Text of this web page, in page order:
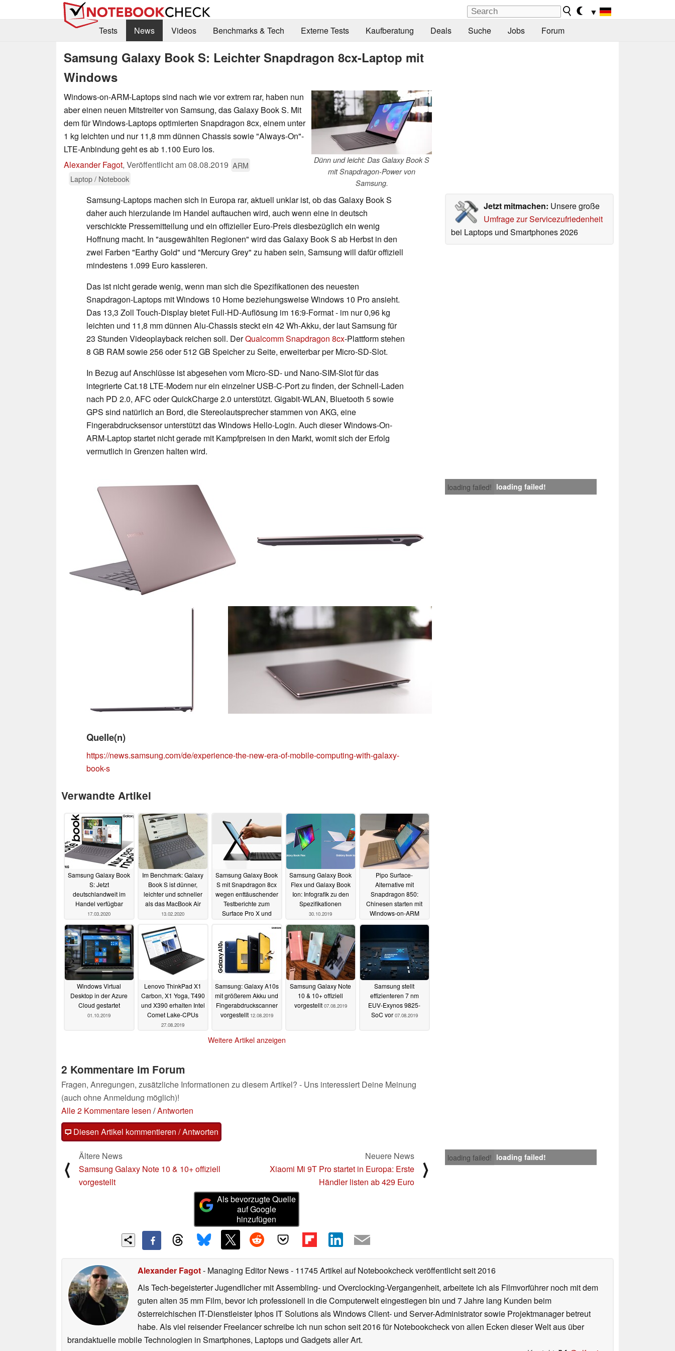
▼
Tests
News Videos Benchmarks & Tech Externe Tests Kaufberatung Deals Suche Jobs Forum
Samsung Galaxy Book S: Leichter Snapdragon 8cx-Laptop mit
Windows
Dünn und leicht: Das Galaxy Book S
mit Snapdragon-Power von
Samsung.
Windows-on-ARM-Laptops sind nach wie vor extrem rar, haben nun
aber einen neuen Mitstreiter von Samsung, das Galaxy Book S. Mit
dem für Windows-Laptops optimierten Snapdragon 8cx, einem unter
1 kg leichten und nur 11,8 mm dünnen Chassis sowie "Always-On"-
LTE-Anbindung geht es ab 1.100 Euro los.
Alexander Fagot, Veröffentlicht am08.08.2019 ARM
Laptop / Notebook
Jetzt mitmachen: Unsere große
Umfrage zur Servicezufriedenheit
bei Laptops und Smartphones 2026
Samsung-Laptops machen sich in Europa rar, aktuell unklar ist, ob das Galaxy Book S
daher auch hierzulande im Handel auftauchen wird, auch wenn eine in deutsch
verschickte Pressemitteilung und ein offizieller Euro-Preis diesbezüglich ein wenig
Hoffnung macht. In "ausgewählten Regionen" wird das Galaxy Book S ab Herbst in den
zwei Farben "Earthy Gold" und "Mercury Grey" zu haben sein, Samsung will dafür offiziell
mindestens 1.099 Euro kassieren.
Das ist nicht gerade wenig, wenn man sich die Spezifikationen des neuesten
Snapdragon-Laptops mit Windows 10 Home beziehungsweise Windows 10 Pro ansieht.
Das 13,3 Zoll Touch-Display bietet Full-HD-Auflösung im 16:9-Format - im nur 0,96 kg
leichten und 11,8 mm dünnen Alu-Chassis steckt ein 42 Wh-Akku, der laut Samsung für
23 Stunden Videoplayback reichen soll. DerQualcomm Snapdragon 8cx-Plattform stehen
8 GB RAM sowie 256 oder 512 GB Speicher zu Seite, erweiterbar per Micro-SD-Slot.
In Bezug auf Anschlüsse ist abgesehen vom Micro-SD- und Nano-SIM-Slot für das
integrierte Cat.18 LTE-Modem nur ein einzelner USB-C-Port zu finden, der Schnell-Laden
nach PD 2.0, AFC oder QuickCharge 2.0 unterstützt. Gigabit-WLAN, Bluetooth 5 sowie
GPS sind natürlich an Bord, die Stereolautsprecher stammen von AKG, eine
Fingerabdrucksensor unterstützt das Windows Hello-Login. Auch dieser Windows-On-
ARM-Laptop startet nicht gerade mit Kampfpreisen in den Markt, womit sich der Erfolg
vermutlich in Grenzen halten wird.
loading failed! loading failed!
Quelle(n)
https://news.samsung.com/de/experience-the-new-era-of-mobile-computing-with-galaxy-
book-s
Verwandte Artikel
Samsung Galaxy Book
S: Jetzt
deutschlandweit im
Handel verfügbar
17.03.2020
Im Benchmark: Galaxy
Book S ist dünner,
leichter und schneller
als das MacBook Air
13.02.2020
Samsung Galaxy Book
S mit Snapdragon 8cx
wegen enttäuschender
Testberichte zum
Surface Pro X und
06.11.2019
Samsung Galaxy Book
Flex und Galaxy Book
Ion: Infografik zu den
Spezifikationen
30.10.2019
Pipo Surface-
Alternative mit
Snapdragon 850:
Chinesen starten mit
Windows-on-ARM
16.10.2019
Windows Virtual
Desktop in der Azure
Cloud gestartet
01.10.2019
Lenovo ThinkPad X1
Carbon, X1 Yoga, T490
und X390 erhalten Intel
Comet Lake-CPUs
27.08.2019
Samsung: Galaxy A10s
mit größerem Akku und
Fingerabdruckscanner
vorgestellt 12.08.2019
Samsung Galaxy Note
10 & 10+ offiziell
vorgestellt 07.08.2019
Samsung stellt
effizienteren 7 nm
EUV-Exynos 9825-
SoC vor 07.08.2019
Weitere Artikel anzeigen
2 Kommentare im Forum
Fragen, Anregungen, zusätzliche Informationen zu diesem Artikel? - Uns interessiert Deine Meinung
(auch ohne Anmeldung möglich)!
Alle 2 Kommentare lesen /Antworten
Diesen Artikel kommentieren / Antworten
loading failed! loading failed!
⟨
Ältere News
Samsung Galaxy Note 10 & 10+ offiziell
vorgestellt
Neuere News
Xiaomi Mi 9T Pro startet in Europa: Erste
Händler listen ab 429 Euro
⟩
Als bevorzugte Quelle
auf Google
hinzufügen
Alexander Fagot- Managing Editor News- 11745 Artikel auf Notebookcheck veröffentlichtseit 2016
Als Tech-begeisterter Jugendlicher mit Assembling- und Overclocking-Vergangenheit, arbeitete ich als Filmvorführer noch mit dem
guten alten 35 mm Film, bevor ich professionell in die Computerwelt eingestiegen bin und 7 Jahre lang Kunden beim
österreichischen IT-Dienstleister Iphos IT Solutions als Windows Client- und Server-Administrator sowie Projektmanager betreut
habe. Als viel reisender Freelancer schreibe ich nun schon seit 2016 für Notebookcheck von allen Ecken dieser Welt aus über
brandaktuelle mobile Technologien in Smartphones, Laptops und Gadgets aller Art.